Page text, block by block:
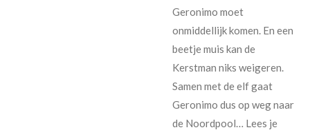
Geronimo moet
onmiddellijk komen. En een
beetje muis kan de
Kerstman niks weigeren.
Samen met de elf gaat
Geronimo dus op weg naar
de Noordpool… Lees je